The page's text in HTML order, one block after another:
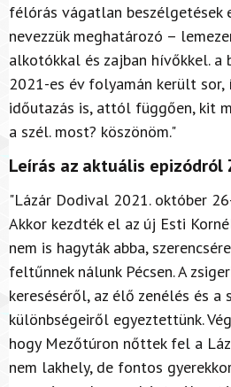
félórás vágatlan beszélgetések
nevezzük meghatározó –
alkotókkal és zajban hívőkkel. a
2021-es év folyamán került sor,
időutazás is, attól függően, kit
a szél. most? köszönöm."
Leírás az aktuális
"Lázár Dodival 2021. október
Akkor kezdték el az új Esti
nem is hagyták abba,
feltűnnek nálunk Pécsen. A
kereséséről, az élő zenélés és a
különbségeiről egyeztettünk.
hogy Mezőtúron nőttek fel a
nem lakhely, de fontos